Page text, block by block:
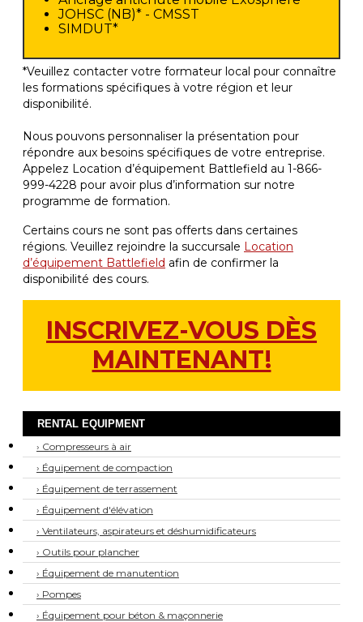
RENTAL EQUIPMENT
› Compresseurs à air
› Équipement de compaction
› Équipement de terrassement
› Équipement d'élévation
› Ventilateurs, aspirateurs et déshumidificateurs
› Outils pour plancher
› Équipement de manutention
› Pompes
› Équipement pour béton & maçonnerie
JOHSC (NB)* - CMSST
SIMDUT*
*Veuillez contacter votre formateur local pour connaître
les formations spécifiques à votre région et leur
disponibilité.
Nous pouvons personnaliser la présentation pour
répondre aux besoins spécifiques de votre entreprise.
Appelez Location d’équipement Battlefield au 1-866-
999-4228 pour avoir plus d’information sur notre
programme de formation.
Certains cours ne sont pas offerts dans certaines
régions. Veuillez rejoindre la succursale Location
d’équipement Battlefield afin de confirmer la
disponibilité des cours.
INSCRIVEZ-VOUS DÈS
MAINTENANT!